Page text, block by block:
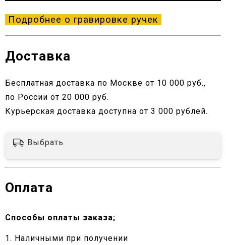
Подробнее о гравировке ручек
Доставка
Бесплатная доставка по Москве от 10 000 руб.,
по России от 20 000 руб.
Курьерская доставка доступна от 3 000 рублей.
Выбрать
Оплата
Способы оплаты заказа;
1. Наличными при получении